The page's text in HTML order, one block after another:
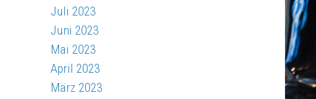
Juli 2023
Juni 2023
Mai 2023
April 2023
März 2023